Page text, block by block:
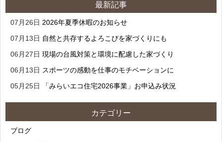
最新記事
07月26日 2026年夏季休暇のお知らせ
07月13日 自然と共存するよろこびを家づくりにも
06月27日 現場の台風対策と環境に配慮した家づくり
06月13日 スポーツの感動を仕事のモチベーションに
05月25日
「みらいエコ住宅2026事業」お申込み状況
カテゴリー
ブログ